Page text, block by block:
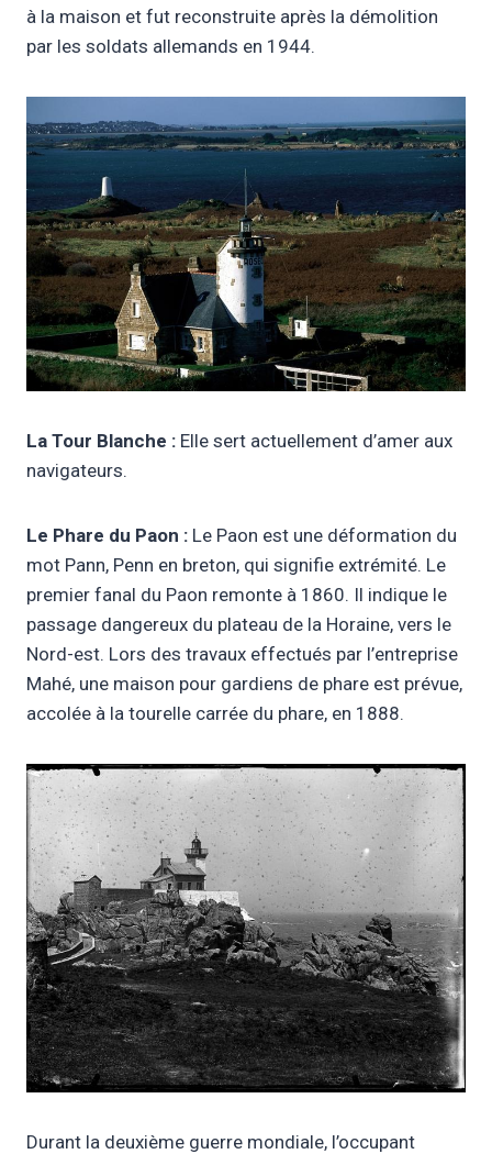
à la maison et fut reconstruite après la démolition
par les soldats allemands en 1944.
La Tour Blanche : Elle sert actuellement d’amer aux
navigateurs.
Le Phare du Paon : Le Paon est une déformation du
mot Pann, Penn en breton, qui signifie extrémité. Le
premier fanal du Paon remonte à 1860. Il indique le
passage dangereux du plateau de la Horaine, vers le
Nord-est. Lors des travaux effectués par l’entreprise
Mahé, une maison pour gardiens de phare est prévue,
accolée à la tourelle carrée du phare, en 1888.
Durant la deuxième guerre mondiale, l’occupant